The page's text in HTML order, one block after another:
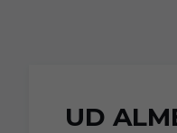
UD